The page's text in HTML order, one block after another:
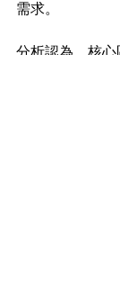
需求。
分析認為，核